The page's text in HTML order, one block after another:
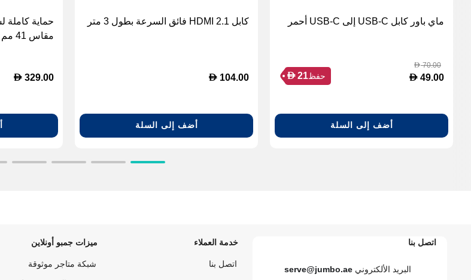
ماي باور كابل USB-C إلى USB-C أحمر
D70.00
D 49.00 حفظ D 21
أضف إلى السلة
كابل HDMI 2.1 فائق السرعة بطول 3 متر
D 104.00
أضف إلى السلة
مقاس 41 مم - شفاف
D 329.00
اتصل بنا
البريد الألكتروني serve@jumbo.ae
خدمة العملاء
اتصل بنا
ميزات جمبو أونلاين
شبكة متاجر موثوقة